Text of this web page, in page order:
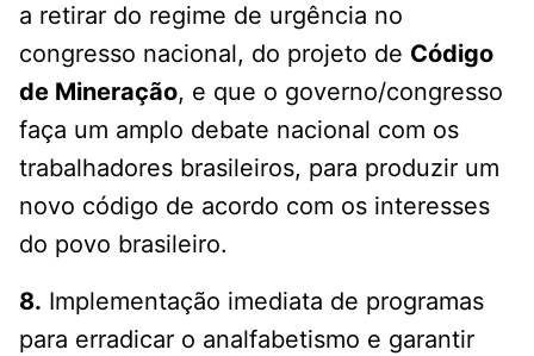
a retirar do regime de urgência no
congresso nacional, do projeto de Código
de Mineração, e que o governo/congresso
faça um amplo debate nacional com os
trabalhadores brasileiros, para produzir um
novo código de acordo com os interesses
do povo brasileiro.
8. Implementação imediata de programas
para erradicar o analfabetismo e garantir